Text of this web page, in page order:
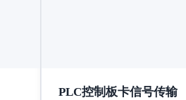
PLC控制板卡信号传输